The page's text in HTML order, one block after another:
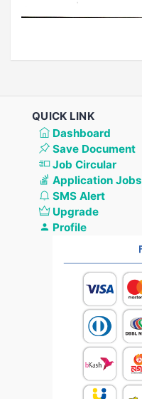
QUICK LINK
Dashboard
Save Document
Job Circular
Application Jobs
SMS Alert
Upgrade
Profile